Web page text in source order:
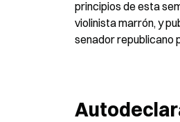
principios de esta
violinista marrón, y
senador republicano